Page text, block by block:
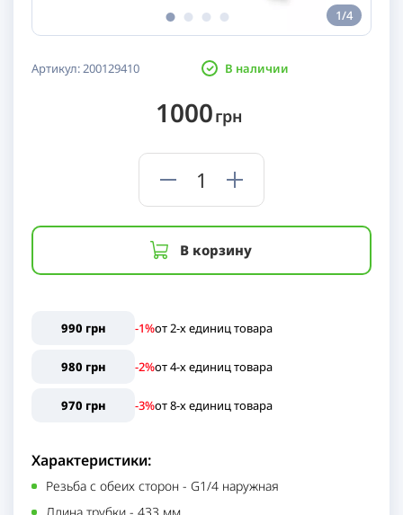
1/4
Артикул:200129410 В наличии
1000грн
В корзину
990 грн -1%от2-х едиництовара
980 грн -2%от4-х едиництовара
970 грн -3%от8-х едиництовара
Характеристики:
Резьба с обеих сторон - G1/4 наружная